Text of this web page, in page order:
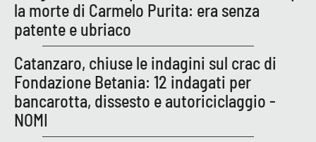
Vibo Valentia
Reggio Calabria
Cosenza
Lamezia Terme
la morte di Carmelo Purita: era senza
patente e ubriaco
Catanzaro, chiuse le indagini sul crac di
Fondazione Betania: 12 indagati per
bancarotta, dissesto e autoriciclaggio -
NOMI